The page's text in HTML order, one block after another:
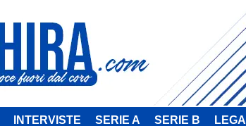
INTERVISTE SERIE A SERIE B